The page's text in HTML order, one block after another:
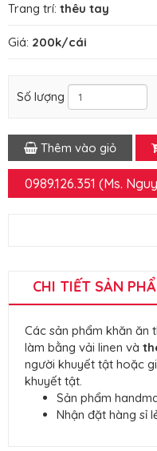
Trang trí: thêu tay
Giá: 200k/cái
Số lượng
Thêm vào giỏ
0989.126.351 (Ms.
CHI TIẾT SẢN
Các sản phẩm khăn ăn
làm bằng vải linen và
người khuyết tật hoặc
khuyết tật.
Sản phẩm
Nhận đặt hàng sỉ